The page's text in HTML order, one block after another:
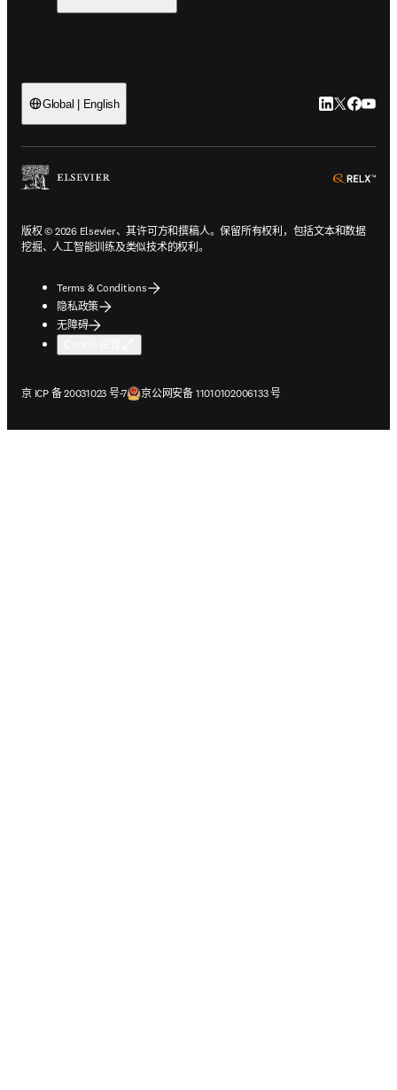
Global | English LinkedIn 在
Twitter 在
版权 © 2026 Elsevier、其许可方和撰稿人。保留所有权利，包括文本和数据
挖掘、人工智能训练及类似技术的权利。
Terms & Conditions
隐私政策
无障碍
京 ICP 备 20031023 号-7
在新的选项卡/窗口中打开京公网安备 11010102006133 号
在新的选项卡/窗口中打开